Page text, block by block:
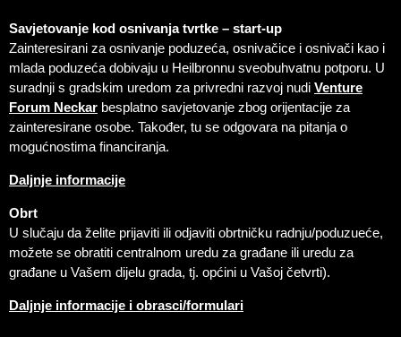
Savjetovanje kod osnivanja tvrtke – start-up
Zainteresirani za osnivanje poduzeća, osnivačice i osnivači kao i
mlada poduzeća dobivaju u Heilbronnu sveobuhvatnu potporu. U
suradnji s gradskim uredom za privredni razvoj nudi Venture
Forum Neckar besplatno savjetovanje zbog orijentacije za
zainteresirane osobe. Također, tu se odgovara na pitanja o
mogućnostima financiranja.
Daljnje informacije
Obrt
U slučaju da želite prijaviti ili odjaviti obrtničku radnju/poduzueće,
možete se obratiti centralnom uredu za građane ili uredu za
građane u Vašem dijelu grada, tj. općini u Vašoj četvrti).
Daljnje informacije i obrasci/formulari